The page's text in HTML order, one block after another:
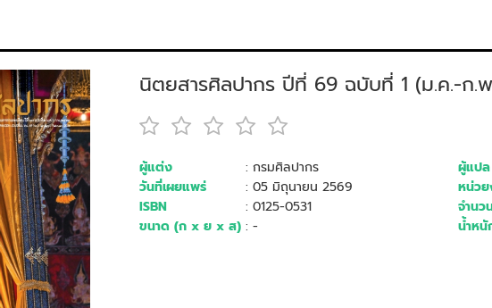
นิตยสารศิลปากร ปีที่ 69 ฉบับที่ 1 (ม.ค.-ก.
ผู้แต่ง : กรมศิลปากร ผู้แปล
วันที่เผยแพร่
: 05 มิถุนายน 2569 หน่ว
ISBN
: 0125-0531 จำนว
ขนาด (ก x ย x ส) : - น้ำหนั